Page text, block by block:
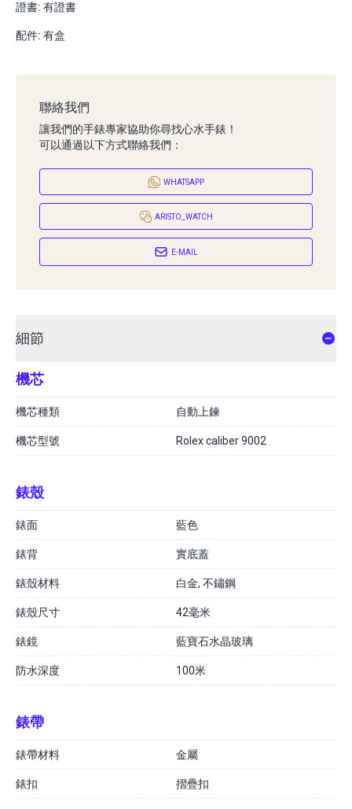
證書: 有證書
配件: 有盒
聯絡我們
讓我們的手錶專家協助你尋找心水手錶！
可以通過以下方式聯絡我們：
WHATSAPP
ARISTO_WATCH
E-MAIL
細節
機芯
機芯種類 自動上鍊
機芯型號 Rolex caliber 9002
錶殼
錶面 藍色
錶背 實底蓋
錶殼材料 白金, 不鏽鋼
錶殼尺寸 42毫米
錶鏡 藍寶石水晶玻璃
防水深度 100米
錶帶
錶帶材料 金屬
錶扣 摺疊扣